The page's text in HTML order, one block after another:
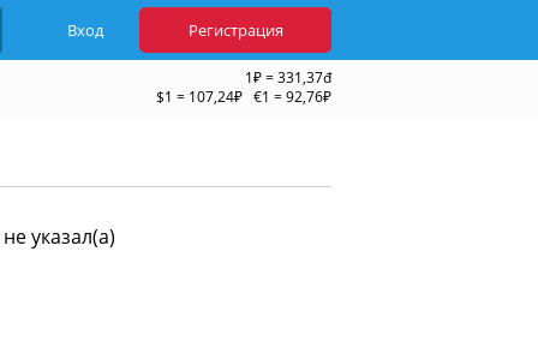
Вход Регистрация
1₽ = 331,37đ
$1 = 107,24₽ €1 = 92,76₽
указал(а)